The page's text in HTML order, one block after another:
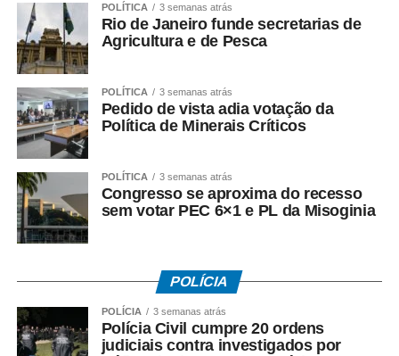
POLÍTICA 3 semanas atrás
Rio de Janeiro funde secretarias de
Agricultura e de Pesca
POLÍTICA 3 semanas atrás
Pedido de vista adia votação da
Política de Minerais Críticos
POLÍTICA 3 semanas atrás
Congresso se aproxima do recesso
sem votar PEC 6×1 e PL da Misoginia
POLÍCIA
POLÍCIA 3 semanas atrás
Polícia Civil cumpre 20 ordens
judiciais contra investigados por